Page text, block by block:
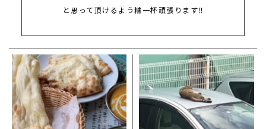
と思って頂けるよう精一杯頑張ります‼